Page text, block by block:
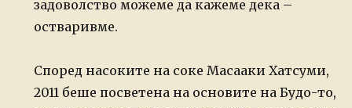
задоволство можеме да кажеме дека –
остваривме.
Според насоките на соке Масааки Хатсуми,
2011 беше посветена на основите наБудо-то,